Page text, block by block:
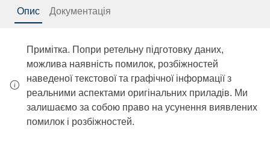
Опис Документація
Примітка. Попри ретельну підготовку даних,
можлива наявність помилок, розбіжностей
наведеної текстової та графічної інформації з
реальними аспектами оригінальних приладів. Ми
залишаємо за собою право на усунення виявлених
помилок і розбіжностей.